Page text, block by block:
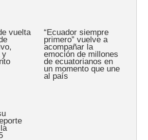
vuelta
y
“Ecuador siempre
primero” vuelve a
acompañar la
emoción de millones
de ecuatorianos en
un momento que une
al país